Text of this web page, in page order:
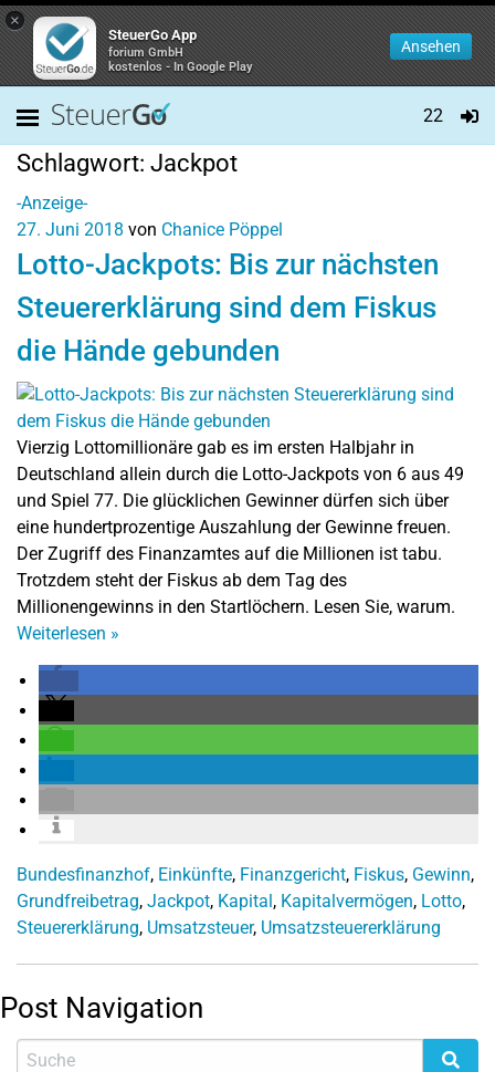
×
SteuerGo App
forium GmbH
kostenlos - In Google Play
Ansehen
22
Schlagwort: Jackpot
-Anzeige-
27. Juni 2018 von Chanice Pöppel
Lotto-Jackpots: Bis zur nächsten
Steuererklärung sind dem Fiskus
die Hände gebunden
Vierzig Lottomillionäre gab es im ersten Halbjahr in
Deutschland allein durch die Lotto-Jackpots von 6 aus 49
und Spiel 77. Die glücklichen Gewinner dürfen sich über
eine hundertprozentige Auszahlung der Gewinne freuen.
Der Zugriff des Finanzamtes auf die Millionen ist tabu.
Trotzdem steht der Fiskus ab dem Tag des
Millionengewinns in den Startlöchern. Lesen Sie, warum.
Weiterlesen »
Bundesfinanzhof, Einkünfte, Finanzgericht, Fiskus, Gewinn,
Grundfreibetrag, Jackpot, Kapital, Kapitalvermögen, Lotto,
Steuererklärung, Umsatzsteuer, Umsatzsteuererklärung
Post Navigation